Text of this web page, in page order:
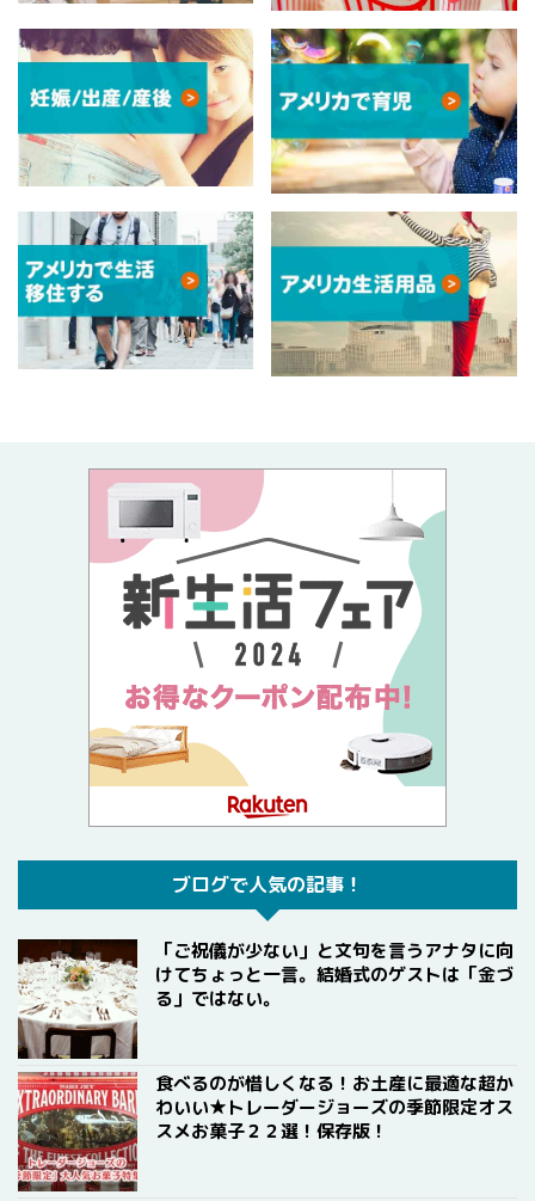
ブログで人気の記事！
「ご祝儀が少ない」と文句を言うアナタに向
けてちょっと一言。結婚式のゲストは「金づ
る」ではない。
食べるのが惜しくなる！お土産に最適な超か
わいい★トレーダージョーズの季節限定オス
スメお菓子２２選！保存版！